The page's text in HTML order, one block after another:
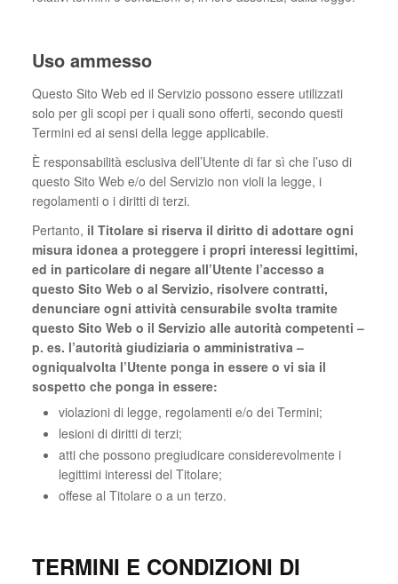
Uso ammesso
Questo Sito Web ed il Servizio possono essere utilizzati
solo per gli scopi per i quali sono offerti, secondo questi
Termini ed ai sensi della legge applicabile.
È responsabilità esclusiva dell’Utente di far sì che l’uso di
questo Sito Web e/o del Servizio non violi la legge, i
regolamenti o i diritti di terzi.
Pertanto, il Titolare si riserva il diritto di adottare ogni
misura idonea a proteggere i propri interessi legittimi,
ed in particolare di negare all’Utente l’accesso a
questo Sito Web o al Servizio, risolvere contratti,
denunciare ogni attività censurabile svolta tramite
questo Sito Web o il Servizio alle autorità competenti –
p. es. l’autorità giudiziaria o amministrativa –
ogniqualvolta l’Utente ponga in essere o vi sia il
sospetto che ponga in essere:
violazioni di legge, regolamenti e/o dei Termini;
lesioni di diritti di terzi;
atti che possono pregiudicare considerevolmente i
legittimi interessi del Titolare;
offese al Titolare o a un terzo.
TERMINI E CONDIZIONI DI